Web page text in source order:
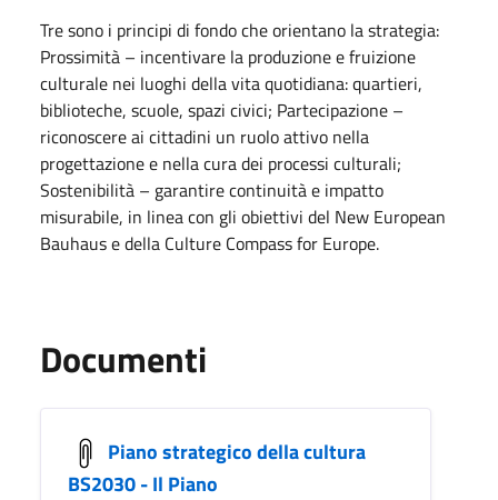
Tre sono i principi di fondo che orientano la strategia:
Prossimità – incentivare la produzione e fruizione
culturale nei luoghi della vita quotidiana: quartieri,
biblioteche, scuole, spazi civici; Partecipazione –
riconoscere ai cittadini un ruolo attivo nella
progettazione e nella cura dei processi culturali;
Sostenibilità – garantire continuità e impatto
misurabile, in linea con gli obiettivi del New European
Bauhaus e della Culture Compass for Europe.
Documenti
Piano strategico della cultura
BS2030 - Il Piano